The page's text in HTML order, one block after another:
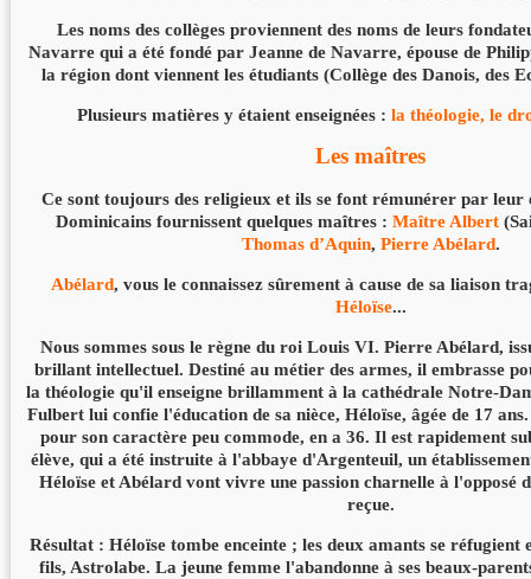
Les noms des collèges proviennent des noms de leurs
Navarre qui a été fondé par Jeanne de Navarre, épouse de
la région dont viennent les étudiants (Collège des Danois, des
Plusieurs matières y étaient enseignées : la théologie, le
Les maîtres
Ce sont toujours des religieux et ils se font rémunérer par leur
Dominicains fournissent quelques maîtres : Maître Albert
Thomas d’Aquin, Pierre Abélard.
Abélard, vous le connaissez sûrement à cause de sa liaison
Héloïse...
Nous sommes sous le règne du roi Louis VI. Pierre Abélard,
brillant intellectuel. Destiné au métier des armes, il embrasse
la théologie qu'il enseigne brillamment à la cathédrale Notre-
Fulbert lui confie l'éducation de sa nièce, Héloïse, âgée de 17
pour son caractère peu commode, en a 36. Il est rapidement
élève, qui a été instruite à l'abbaye d'Argenteuil, un
Héloïse et Abélard vont vivre une passion charnelle à l'opposé
reçue.
Résultat : Héloïse tombe enceinte ; les deux amants se réfugient
fils, Astrolabe. La jeune femme l'abandonne à ses beaux-